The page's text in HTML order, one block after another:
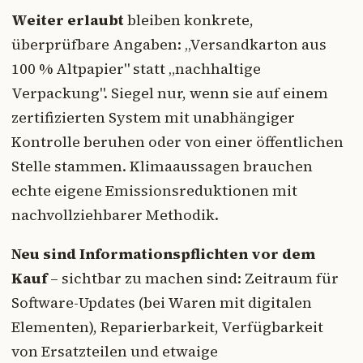
Weiter erlaubtbleiben konkrete,
überprüfbare Angaben: „Versandkarton aus
100 % Altpapier" statt „nachhaltige
Verpackung". Siegel nur, wenn sie auf einem
zertifizierten System mit unabhängiger
Kontrolle beruhen oder von einer öffentlichen
Stelle stammen. Klimaaussagen brauchen
echte eigene Emissionsreduktionen mit
nachvollziehbarer Methodik.
Neu sind Informationspflichten vor dem
Kauf– sichtbar zu machen sind: Zeitraum für
Software-Updates (bei Waren mit digitalen
Elementen), Reparierbarkeit, Verfügbarkeit
von Ersatzteilen und etwaige